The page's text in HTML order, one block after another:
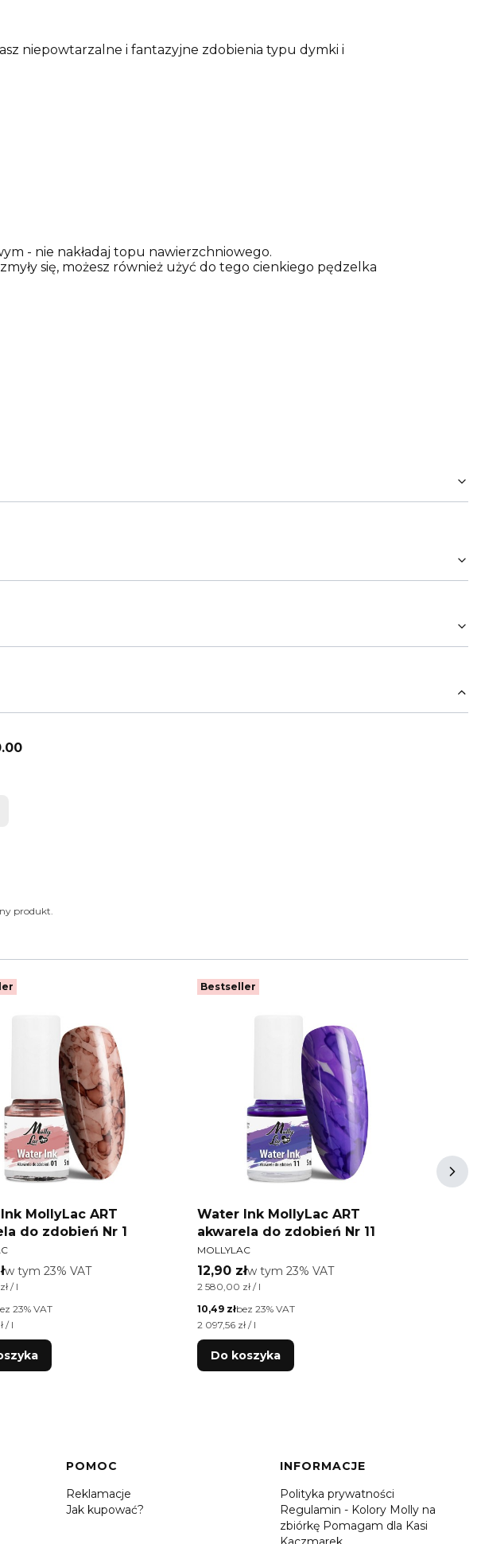
niepowtarzalne i fantazyjne zdobienia typu dymki i
- nie nakładaj topu nawierzchniowego.
się, możesz również użyć do tego cienkiego pędzelka
produkt.
MollyLac ART
do zdobień Nr 1
w tym %s VAT
w tym 23% VAT
brutto
/ l
23% VAT
netto
/ l
Bestseller
Water Ink MollyLac ART
akwarela do zdobień Nr 11
PRODUCENT
MOLLYLAC
Cena brutto
12,90 złw tym %s VAT
w tym 23% VAT
Cena jednostkowa brutto
2 580,00 zł / l
Cena netto
10,49 złbez 23% VAT
Cena jednostkowa netto
2 097,56 zł / l
Do koszyka
POMOC
Reklamacje
Jak kupować?
INFORMACJE
Polityka prywatności
Regulamin - Kolory Molly na
zbiórkę Pomagam dla Kasi